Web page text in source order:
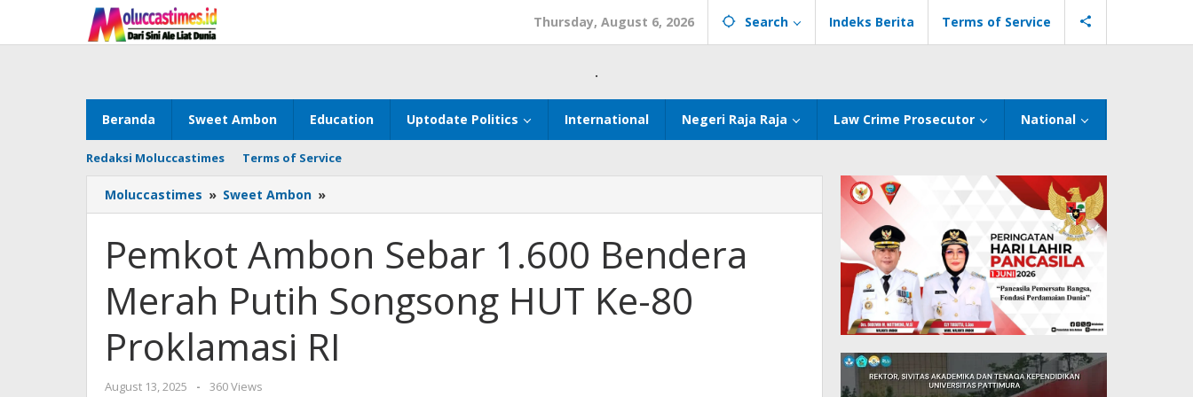
content
Thursday, August 6, 2026 Search Indeks Berita Terms of Service
.
Beranda Sweet Ambon Education Uptodate Politics International Negeri Raja Raja Law Crime Prosecutor National
Redaksi Moluccastimes Terms of Service
Moluccastimes » Sweet Ambon »
Ambon
1.600
Bendera
Merah
Putih
Ke-
Pemkot Ambon Sebar 1.600 Bendera
Merah Putih Songsong HUT Ke-80
Proklamasi RI
August 13, 2025
by
- 360 Views